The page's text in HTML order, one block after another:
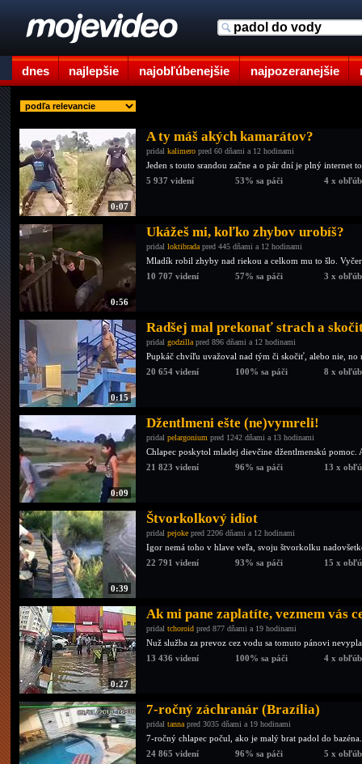
dnes najlepšie najobľúbenejšie najpozeranejšie
0:07
A ty máš akých kamarátov?
pridal kalimero pred 60 dňami a 12 hodinami
Jeden s touto srandou začne a o pár dní je plný internet
5 937 videní
53% sa páči 4 x
0:56
Ukážeš mi, koľko zhybov urobíš?
pridal loktibrada pred 445 dňami a 12 hodinami
Mladík robil zhyby nad riekou a celkom mu to šlo.
10 707 videní
57% sa páči 3 x
0:15
Radšej mal prekonať strach a
pridal godzilla pred 896 dňami a 12 hodinami
Pupkáč chvíľu uvažoval nad tým či skočiť, alebo nie,
20 654 videní
100% sa páči 8 x
0:09
Džentlmeni ešte (ne)vymreli!
pridal pelargonium pred 1242 dňami a 13 hodinami
Chlapec poskytol mladej dievčine džentlmenskú
21 823 videní
96% sa páči 13 x
0:39
Štvorkolkový idiot
pridal pejoke pred 2206 dňami a 12 hodinami
Igor nemá toho v hlave veľa, svoju štvorkolku
22 791 videní
93% sa páči 15 x
0:27
Ak mi pane zaplatíte, vezmem vás
pridal tchoroid pred 877 dňami a 19 hodinami
Nuž služba za prevoz cez vodu sa tomuto pánovi
13 436 videní
100% sa páči 4 x
7-ročný záchranár (Brazília)
pridal tanna pred 3035 dňami a 19 hodinami
7-ročný chlapec počul, ako je malý brat padol do
24 865 videní
96% sa páči 5 x